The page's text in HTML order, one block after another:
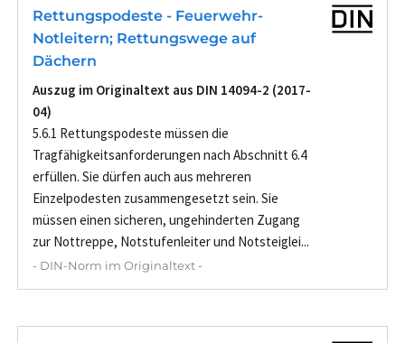
Rettungspodeste - Feuerwehr-
Notleitern; Rettungswege auf
Dächern
Auszug im Originaltext aus DIN 14094-2 (2017-
04)
5.6.1 Rettungspodeste müssen die
Tragfähigkeitsanforderungen nach Abschnitt 6.4
erfüllen. Sie dürfen auch aus mehreren
Einzelpodesten zusammengesetzt sein. Sie
müssen einen sicheren, ungehinderten Zugang
zur Nottreppe, Notstufenleiter und Notsteiglei...
- DIN-Norm im Originaltext -